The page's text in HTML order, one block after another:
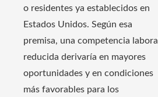
o residentes ya establecidos en
Estados Unidos. Según esa
premisa, una competencia laboral
reducida derivaría en mayores
oportunidades y en condiciones
más favorables para los